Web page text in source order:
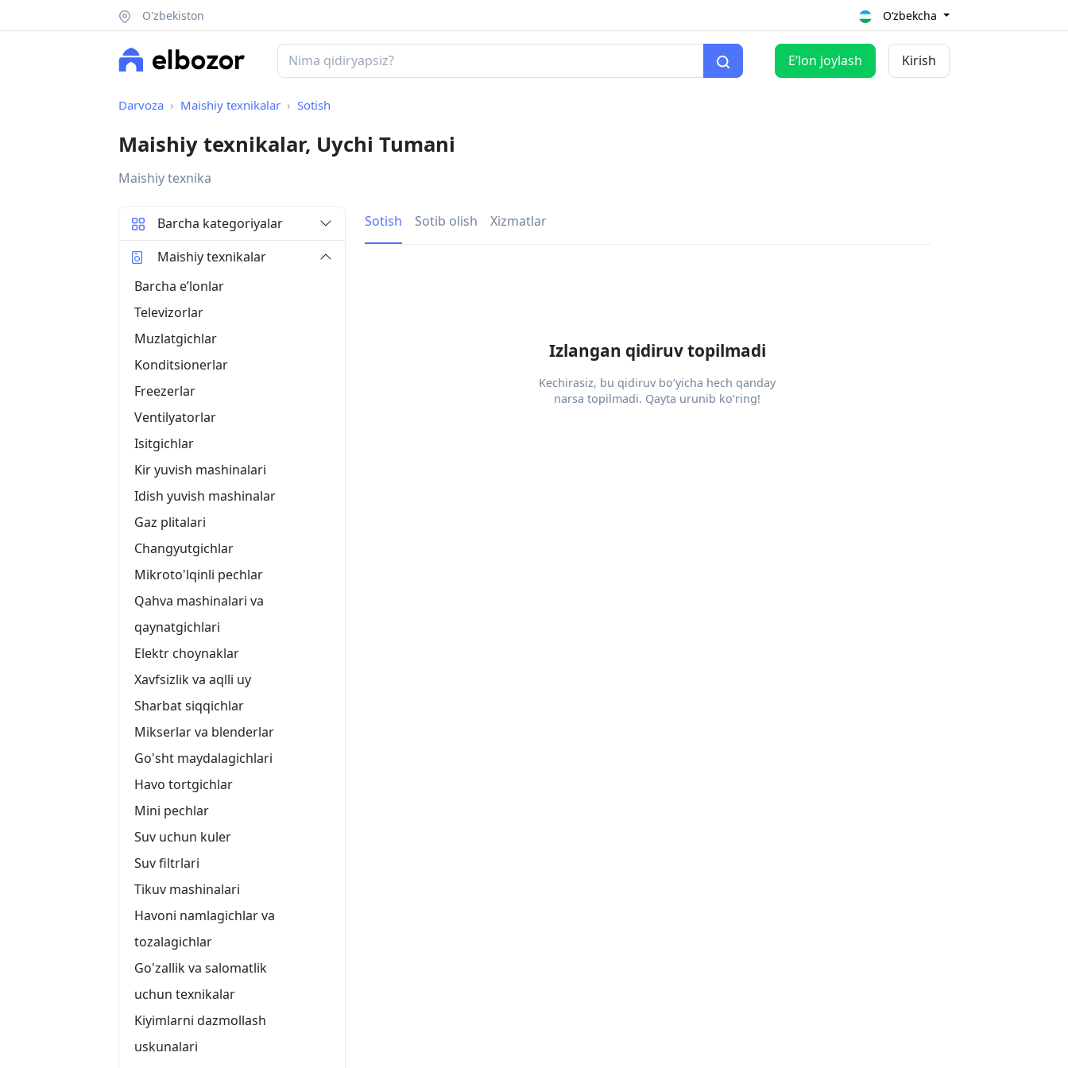
O'zbekiston O‘zbekcha
Eʼlon joylash Kirish
Darvoza Maishiy texnikalar Sotish
Maishiy texnikalar, Uychi Tumani
Maishiy texnika
Sotish Sotib olish Xizmatlar
Izlangan qidiruv topilmadi
Kechirasiz, bu qidiruv bo‘yicha hech qanday
narsa topilmadi. Qayta urunib ko‘ring!
Barcha kategoriyalar
Maishiy texnikalar
Barcha eʼlonlar
Televizorlar
Muzlatgichlar
Konditsionerlar
Freezerlar
Ventilyatorlar
Isitgichlar
Kir yuvish mashinalari
Idish yuvish mashinalar
Gaz plitalari
Changyutgichlar
Mikroto'lqinli pechlar
Qahva mashinalari va
qaynatgichlari
Elektr choynaklar
Xavfsizlik va aqlli uy
Sharbat siqqichlar
Mikserlar va blenderlar
Go'sht maydalagichlari
Havo tortgichlar
Mini pechlar
Suv uchun kuler
Suv filtrlari
Tikuv mashinalari
Havoni namlagichlar va
tozalagichlar
Go'zallik va salomatlik
uchun texnikalar
Kiyimlarni dazmollash
uskunalari